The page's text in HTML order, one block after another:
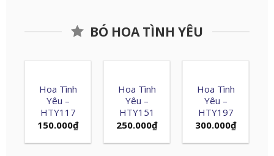
BÓ HOA TÌNH YÊU
Hoa Tình
Yêu –
HTY117
150.000₫
Hoa Tình
Yêu –
HTY151
250.000₫
Hoa Tình
Yêu –
HTY197
300.000₫